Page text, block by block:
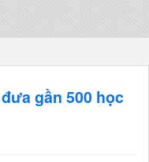
gần 500 học